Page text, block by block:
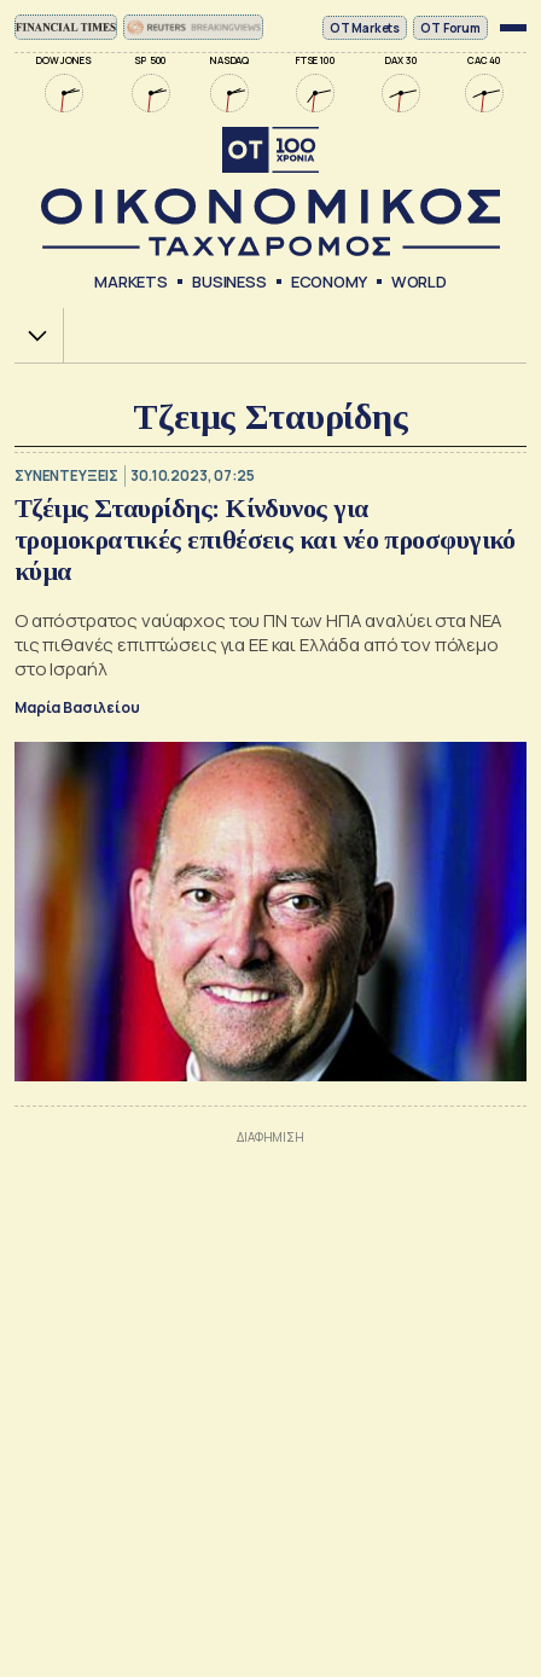
DOW JONES SP 500 NASDAQ FTSE 100 DAX 30 CAC 40
ΟΤ Markets OT Forum
MARKETS BUSINESS ECONOMY WORLD
Χ.Α.
Τζειμς Σταυρίδης
ΣΥΝΕΝΤΕΥΞΕΙΣ 30.10.2023, 07:25
Τζέιμς Σταυρίδης: Kίνδυνος για
τρομοκρατικές επιθέσεις και νέο προσφυγικό
κύμα
Ο απόστρατος ναύαρχος του ΠΝ των ΗΠΑ αναλύει στα ΝΕΑ
τις πιθανές επιπτώσεις για ΕΕ και Ελλάδα από τον πόλεμο
στο Ισραήλ
Μαρία Βασιλείου